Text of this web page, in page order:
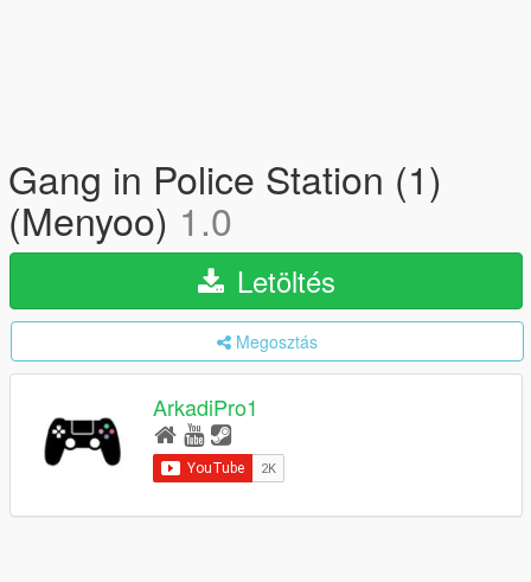
Gang in Police Station (1)
(Menyoo) 1.0
Letöltés
Megosztás
ArkadiPro1